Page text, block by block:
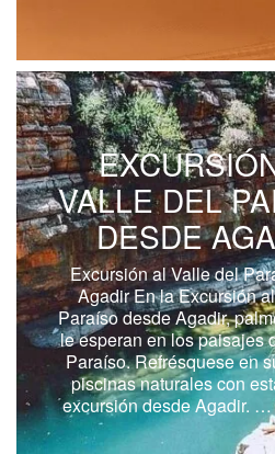
VALLE DEL
DESDE
Excursión al Valle del
Agadir En la Excursión
Paraíso desde Agadir,
le esperan en los paisajes
Paraíso. Refrésquese en
piscinas naturales con
excursión desde Agadir. …